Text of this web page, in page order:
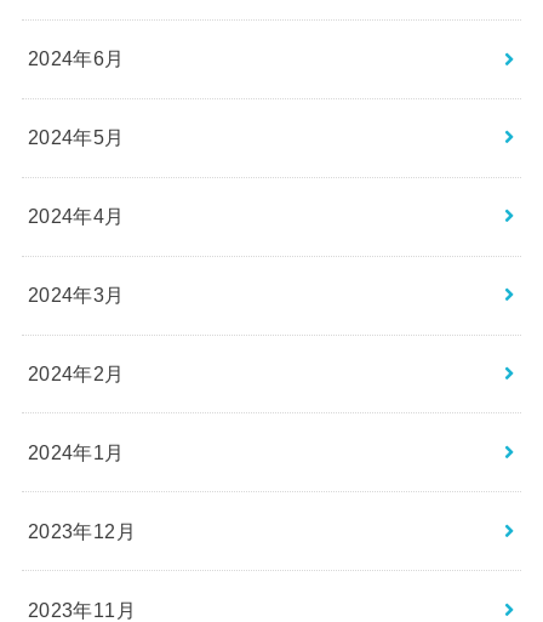
2024年6月
2024年5月
2024年4月
2024年3月
2024年2月
2024年1月
2023年12月
2023年11月